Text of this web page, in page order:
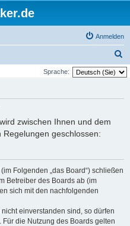
Anmelden
u
Sprache:
zwischen Ihnen und dem
geschlossen:
Folgenden „das Board“) schließen
Betreiber des Boards ab (im
sich mit den nachfolgenden
einverstanden sind, so dürfen
die Nutzung des Boards gelten